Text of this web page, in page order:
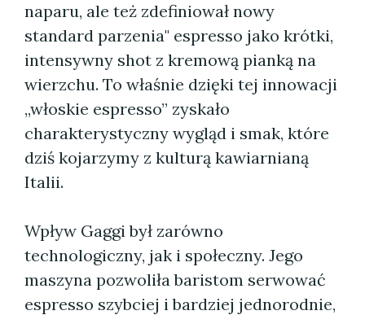
naparu, ale też zdefiniował nowy
standard parzenia" espresso jako krótki,
intensywny shot z kremową pianką na
wierzchu. To właśnie dzięki tej innowacji
„włoskie espresso” zyskało
charakterystyczny wygląd i smak, które
dziś kojarzymy z kulturą kawiarnianą
Italii.
Wpływ Gaggi był zarówno
technologiczny, jak i społeczny. Jego
maszyna pozwoliła baristom serwować
espresso szybciej i bardziej jednorodnie,